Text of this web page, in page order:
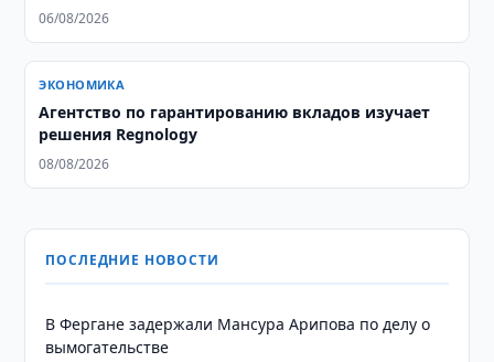
06/08/2026
ЭКОНОМИКА
Агентство по гарантированию вкладов изучает
решения Regnology
08/08/2026
ПОСЛЕДНИЕ НОВОСТИ
В Фергане задержали Мансура Арипова по делу о
вымогательстве